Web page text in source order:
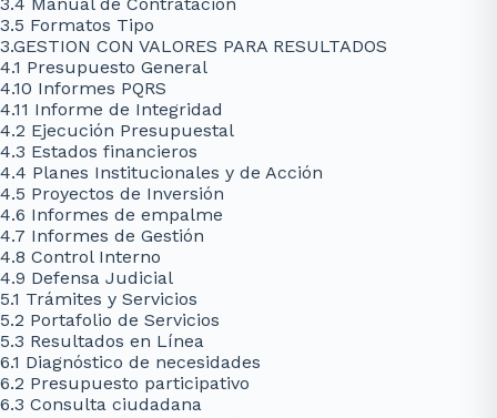
3.5 Formatos Tipo
3.GESTION CON VALORES PARA RESULTADOS
4.1 Presupuesto General
4.10 Informes PQRS
4.11 Informe de Integridad
4.2 Ejecución Presupuestal
4.3 Estados financieros
4.4 Planes Institucionales y de Acción
4.5 Proyectos de Inversión
4.6 Informes de empalme
4.7 Informes de Gestión
4.8 Control Interno
4.9 Defensa Judicial
5.1 Trámites y Servicios
5.2 Portafolio de Servicios
5.3 Resultados en Línea
6.1 Diagnóstico de necesidades
6.2 Presupuesto participativo
6.3 Consulta ciudadana